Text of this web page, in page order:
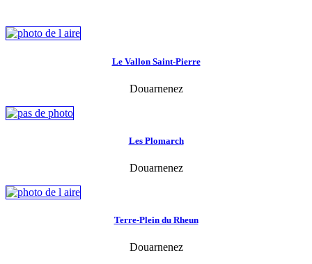
Le Vallon Saint-Pierre
Douarnenez
Les Plomarch
Douarnenez
Terre-Plein du Rheun
Douarnenez